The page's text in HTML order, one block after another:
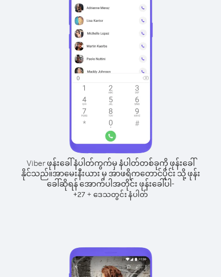
Viber ဖုန်းခေါ်နံပါတ်ကွက်မှ နံပါတ်တစ်ခုကို ဖုန်းခေါ်
နိုင်သည်။အာမေးနီးယား မှ အာဖရိကတောင်ပိုင်း သို့ ဖုန်း
ခေါ်ဆိုရန် အောက်ပါအတိုင်း ဖုန်းခေါ်ပါ-
+27 + ဒေသတွင်း နံပါတ်